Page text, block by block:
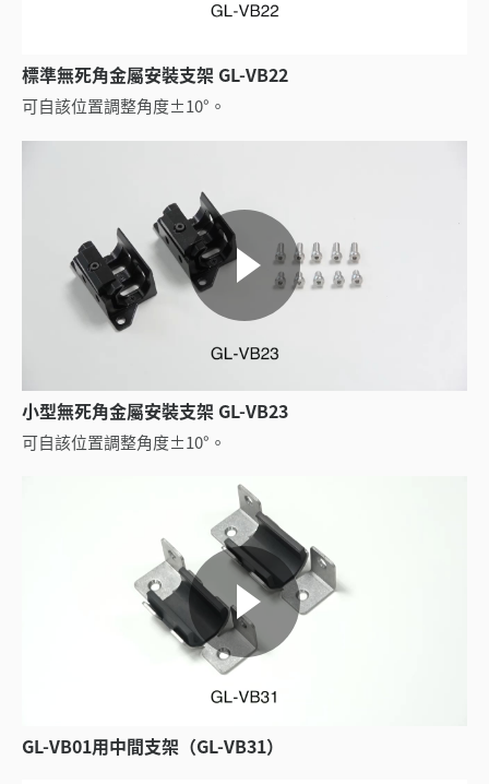
標準無死角金屬安裝支架 GL-VB22
可自該位置調整角度±10°。
小型無死角金屬安裝支架 GL-VB23
可自該位置調整角度±10°。
GL-VB01用中間支架（GL-VB31）